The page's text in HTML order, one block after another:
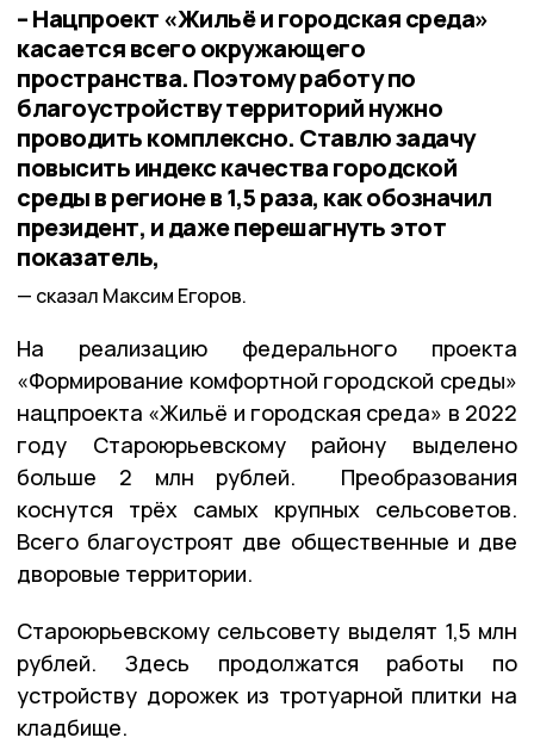
– Нацпроект «Жильё и городская среда»
касается всего окружающего
пространства. Поэтому работу по
благоустройству территорий нужно
проводить комплексно. Ставлю задачу
повысить индекс качества городской
среды в регионе в 1,5 раза, как обозначил
президент, и даже перешагнуть этот
показатель,
сказал Максим Егоров.
На реализацию федерального проекта
«Формирование комфортной городской среды»
нацпроекта «Жильё и городская среда» в 2022
году Староюрьевскому району выделено
больше 2 млн рублей. Преобразования
коснутся трёх самых крупных сельсоветов.
Всего благоустроят две общественные и две
дворовые территории.
Староюрьевскому сельсовету выделят 1,5 млн
рублей. Здесь продолжатся работы по
устройству дорожек из тротуарной плитки на
кладбище.